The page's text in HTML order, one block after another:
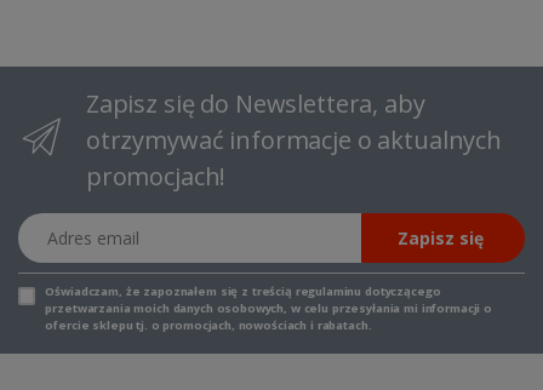
Zapisz się do Newslettera, aby
otrzymywać informacje o aktualnych
promocjach!
Adres email
Zapisz się
Oświadczam, że zapoznałem się z treścią regulaminu dotyczącego
przetwarzania moich danych osobowych, w celu przesyłania mi informacji o
ofercie sklepu tj. o promocjach, nowościach i rabatach.